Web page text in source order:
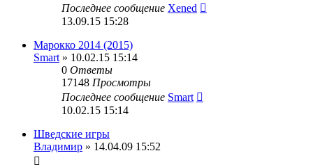
Последнее сообщение Xened
13.09.15 15:28
Марокко 2014 (2015)
Smart » 10.02.15 15:14
0 Ответы
17148 Просмотры
Последнее сообщение Smart
10.02.15 15:14
Шведские игры
Владимир » 14.04.09 15:52